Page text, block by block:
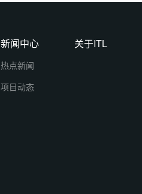
新闻中心
热点新闻
项目动态
关于ITL